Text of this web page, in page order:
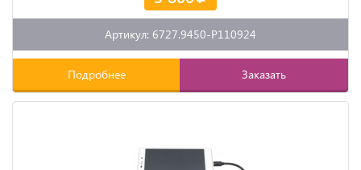
Артикул: 6727.9450-P110924
Подробнее Заказать